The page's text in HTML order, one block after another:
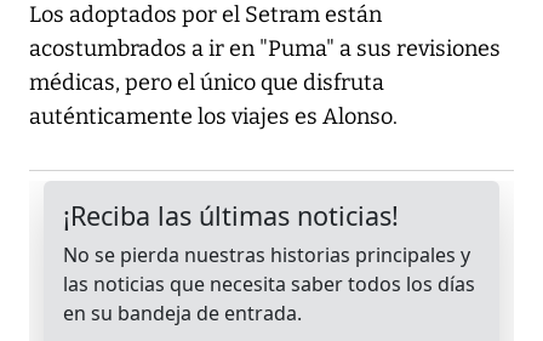
Los adoptados por el Setram están
acostumbrados a ir en "Puma" a sus revisiones
médicas, pero el único que disfruta
auténticamente los viajes es Alonso.